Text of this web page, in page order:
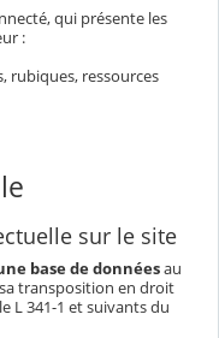
qui présente les
:
rubiques, ressources
sur le site
base de donnéesau
transposition en droit
L 341-1 et suivants du